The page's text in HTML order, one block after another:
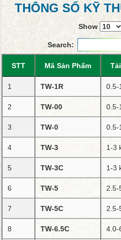
THÔNG SỐ KỸ
Show
Search:
STT Mã Sản Phẩm
1 TW-1R 0.5-
2 TW-00 0.5-
3 TW-0 0.5-
4 TW-3 1-3
5 TW-3C 1-3
6 TW-5 2.5-
7 TW-5C 2.5-
8 TW-6.5C 4.0-